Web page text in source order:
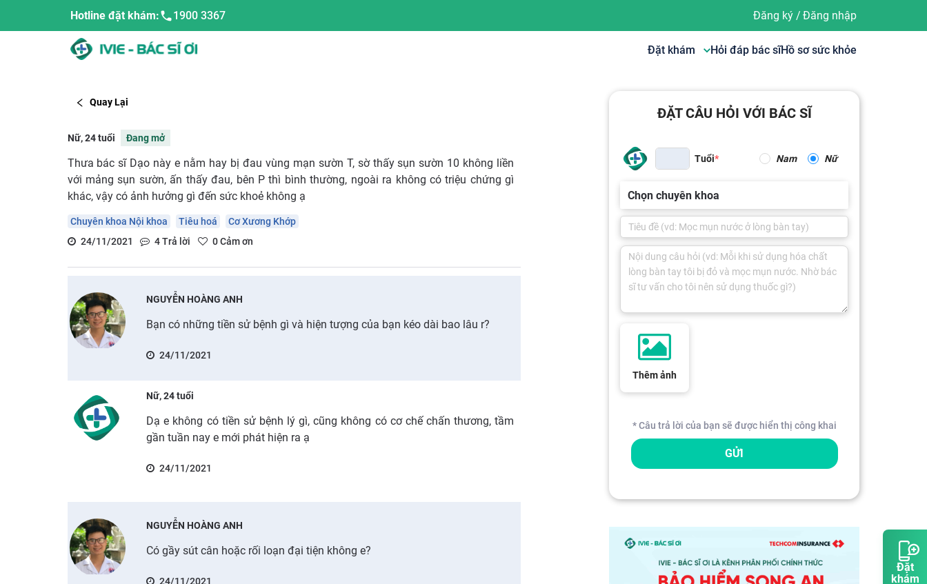
Đặt
khám
Hotline đặt khám: 1900 3367 Đăng ký/ Đăng nhập
Đặt khám Hỏi đáp bác sĩHồ sơ sức khỏe
Quay Lại
Nữ, 24 tuổi Đang mở
Thưa bác sĩ Dạo này e nằm hay bị đau vùng mạn sườn T, sờ thấy sụn sườn 10 không liền
với mảng sụn sườn, ấn thấy đau, bên P thì bình thường, ngoài ra không có triệu chứng gì
khác, vậy có ảnh hưởng gì đến sức khoẻ không ạ
Chuyên khoa Nội khoa Tiêu hoá
Cơ Xương Khớp
24/11/2021
4Trả lời 0Cảm ơn
NGUYỄN HOÀNG ANH
Bạn có những tiền sử bệnh gì và hiện tượng của bạn kéo dài bao lâu r?
24/11/2021
Nữ, 24 tuổi
Dạ e không có tiền sử bệnh lý gì, cũng không có cơ chế chấn thương, tầm
gần tuần nay e mới phát hiện ra ạ
24/11/2021
NGUYỄN HOÀNG ANH
Có gầy sút cân hoặc rối loạn đại tiện không e?
24/11/2021
ĐẶT CÂU HỎI VỚI BÁC SĨ
Tuổi Nam Nữ
Chọn chuyên khoa
Thêm ảnh
* Câu trả lời của bạn sẽ được hiển thị công khai
GỬI